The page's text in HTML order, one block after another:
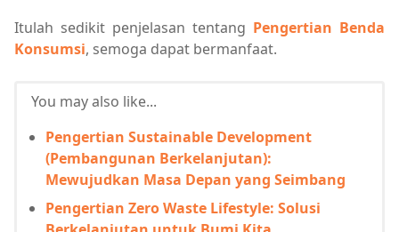
Itulah sedikit penjelasan tentang Pengertian Benda
Konsumsi, semoga dapat bermanfaat.
You may also like...
Pengertian Sustainable Development
(Pembangunan Berkelanjutan):
Mewujudkan Masa Depan yang Seimbang
Pengertian Zero Waste Lifestyle: Solusi